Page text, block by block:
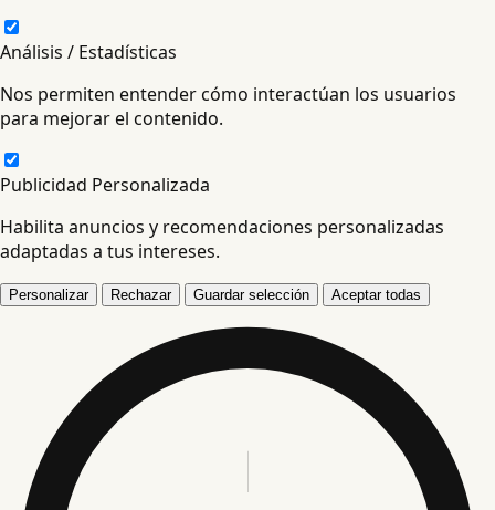
Análisis / Estadísticas
Nos permiten entender cómo interactúan los usuarios
para mejorar el contenido.
Publicidad Personalizada
Habilita anuncios y recomendaciones personalizadas
adaptadas a tus intereses.
Personalizar Rechazar Guardar selección Aceptar todas